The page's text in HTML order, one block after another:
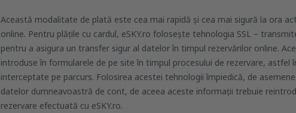
Această modalitate de plată este cea mai rapidă și cea mai sigură la ora
online. Pentru plățile cu cardul, eSKY.ro folosește tehnologia SSL –
pentru a asigura un transfer sigur al datelor în timpul rezervărilor online.
introduse în formularele de pe site în timpul procesului de rezervare, astfel
interceptate pe parcurs. Folosirea acestei tehnologii împiedică, de
datelor dumneavoastră de cont, de aceea aceste informații trebuie
rezervare efectuată cu eSKY.ro.